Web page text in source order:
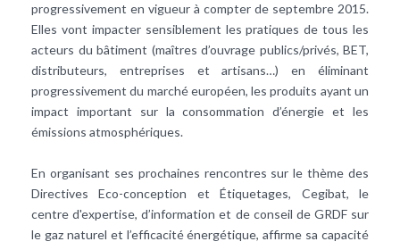
progressivement en vigueur à compter de septembre 2015.
Elles vont impacter sensiblement les pratiques de tous les
acteurs du bâtiment (maîtres d’ouvrage publics/privés, BET,
distributeurs, entreprises et artisans…) en éliminant
progressivement du marché européen, les produits ayant un
impact important sur la consommation d’énergie et les
émissions atmosphériques.
En organisant ses prochaines rencontres sur le thème des
Directives Eco-conception et Étiquetages, Cegibat, le
centre d'expertise, d’information et de conseil de GRDF sur
le gaz naturel et l’efficacité énergétique, affirme sa capacité